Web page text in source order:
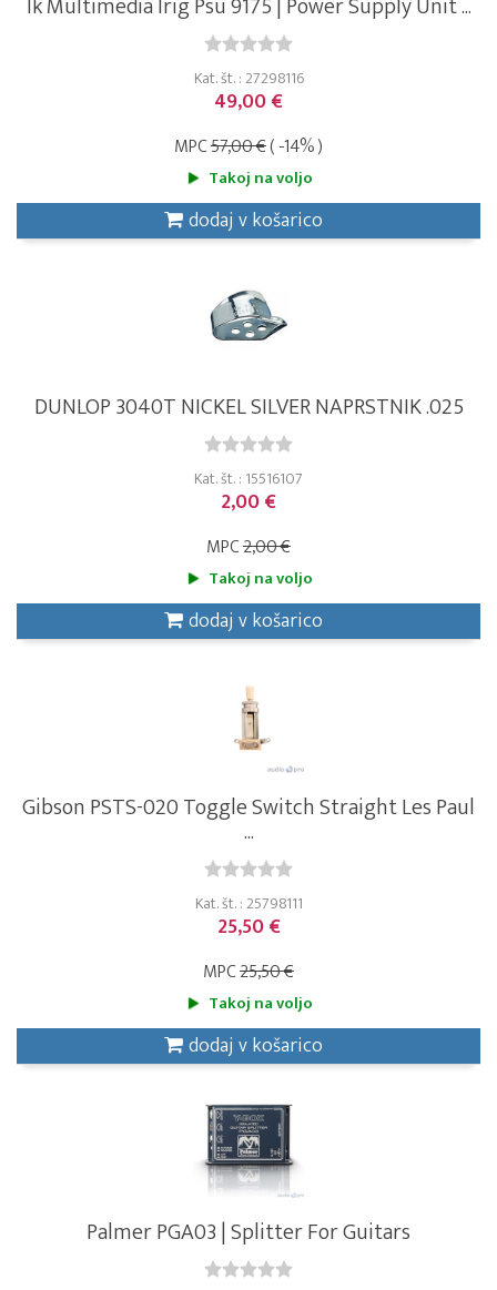
Kat. št. : 27298116
49,00 €
MPC57,00 €( -14% )
Takoj na voljo
dodaj v košarico
DUNLOP 3040T NICKEL SILVER NAPRSTNIK .025
Kat. št. : 15516107
2,00 €
MPC2,00 €
Takoj na voljo
dodaj v košarico
Gibson PSTS-020 Toggle Switch Straight Les Paul
...
Kat. št. : 25798111
25,50 €
MPC25,50 €
Takoj na voljo
dodaj v košarico
Palmer PGA03 | Splitter For Guitars